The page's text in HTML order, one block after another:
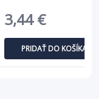
Pôvodná
cena
bola:
3,44€
cena
je:
PRIDAŤ DO KOŠÍKA